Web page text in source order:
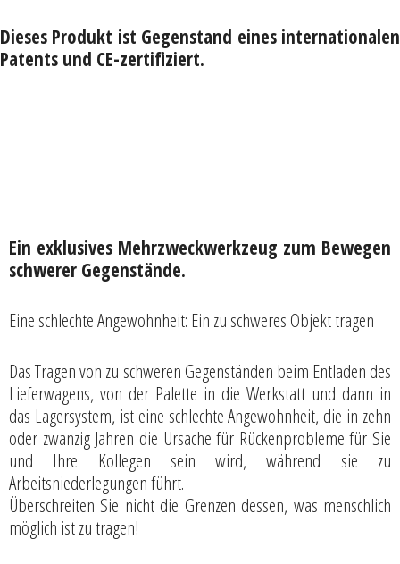
Dieses Produkt ist Gegenstand eines internationalen
Patents und CE-zertifiziert.
Ein exklusives Mehrzweckwerkzeug zum Bewegen
schwerer Gegenstände.
Eine schlechte Angewohnheit: Ein zu schweres Objekt tragen
Das Tragen von zu schweren Gegenständen beim Entladen des
Lieferwagens, von der Palette in die Werkstatt und dann in
das Lagersystem, ist eine schlechte Angewohnheit, die in zehn
oder zwanzig Jahren die Ursache für Rückenprobleme für Sie
und Ihre Kollegen sein wird, während sie zu
Arbeitsniederlegungen führt.
Überschreiten Sie nicht die Grenzen dessen, was menschlich
möglich ist zu tragen!